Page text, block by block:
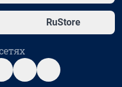
RuStore